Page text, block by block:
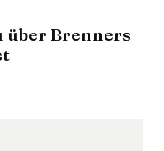
über Brenners